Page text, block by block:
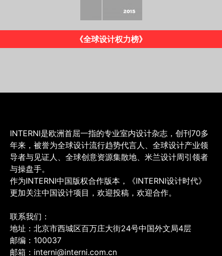
《INTERNI》意大利版
INTERNI是欧洲首屈一指的专业室内设计杂志，创刊70多
年来，被誉为全球设计流行趋势代言人、全球设计产业领
导者与见证人、全球创意资源集散地、米兰设计周引领者
与操盘手。
作为INTERNI中国版权合作版本，《INTERNI设计时代》
更加关注中国设计项目，欢迎投稿，欢迎合作。
联系我们：
地址：北京市西城区百万庄大街24号中国外文局4层
邮编：100037
邮箱：interni@interni.com.cn